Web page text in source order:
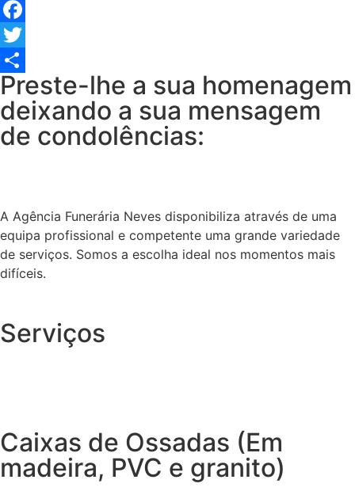
Facebook
Twitter
Share
Preste-lhe a sua homenagem
deixando a sua mensagem
de condolências:
A Agência Funerária Neves disponibiliza através de uma
equipa profissional e competente uma grande variedade
de serviços. Somos a escolha ideal nos momentos mais
difíceis.
Serviços
Caixas de Ossadas (Em
madeira, PVC e granito)